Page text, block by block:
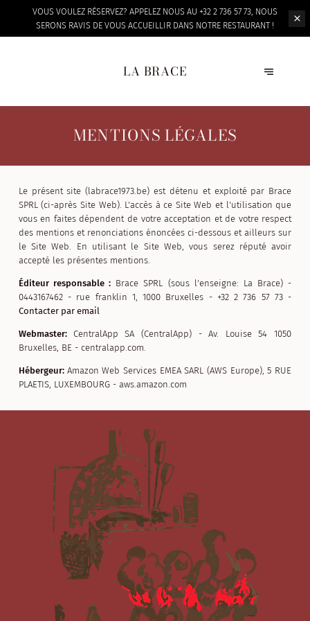
VOUS VOULEZ RÉSERVEZ? APPELEZ NOUS AU +32 2 736 57 73, NOUS
SERONS RAVIS DE VOUS ACCUEILLIR DANS NOTRE RESTAURANT !
LA BRACE
MENTIONS LÉGALES
Le présent site (labrace1973.be) est détenu et exploité par Brace
SPRL (ci-après Site Web). L'accès à ce Site Web et l'utilisation que
vous en faites dépendent de votre acceptation et de votre respect
des mentions et renonciations énoncées ci-dessous et ailleurs sur
le Site Web. En utilisant le Site Web, vous serez réputé avoir
accepté les présentes mentions.
Éditeur responsable : Brace SPRL (sous l'enseigne: La Brace) -
0443167462 - rue franklin 1, 1000 Bruxelles - +32 2 736 57 73 -
Contacter par email
Webmaster: CentralApp SA (CentralApp) - Av. Louise 54 1050
Bruxelles, BE - centralapp.com.
Hébergeur: Amazon Web Services EMEA SARL (AWS Europe), 5 RUE
PLAETIS, LUXEMBOURG - aws.amazon.com